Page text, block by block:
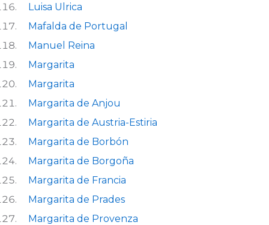
Luisa Ulrica
Mafalda de Portugal
Manuel Reina
Margarita
Margarita
Margarita de Anjou
Margarita de Austria-Estiria
Margarita de Borbón
Margarita de Borgoña
Margarita de Francia
Margarita de Prades
Margarita de Provenza